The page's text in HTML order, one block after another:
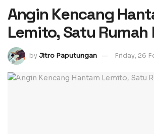
Angin Kencang
Lemito, Satu Rumah
byJitro Paputungan Friday, 26